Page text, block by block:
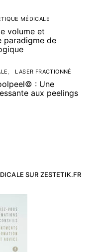
MÉDICALE
volume et
paradigme de
LASER FRACTIONNÉ
: Une
aux peelings
SUR ZESTETIK.FR